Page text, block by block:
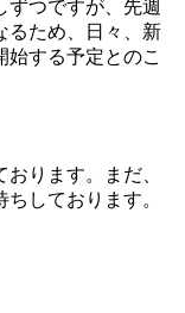
つですが、先週
るため、日々、新
する予定とのこ
ります。まだ、
しております。